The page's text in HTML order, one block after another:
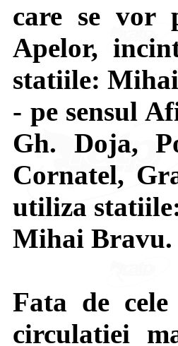
care se vor
Apelor,
statiile:
- pe sensul
Gh. Doja,
Cornatel,
utiliza
Mihai Bravu.
Fata de
circulatiei